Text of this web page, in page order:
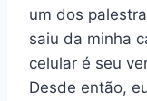
um dos
saiu da minha
celular é seu
Desde então,